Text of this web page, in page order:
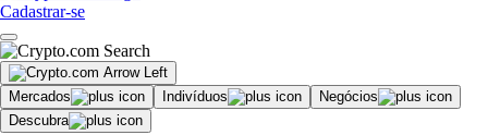
Cadastrar-se
Mercados Indivíduos
Negócios
Descubra